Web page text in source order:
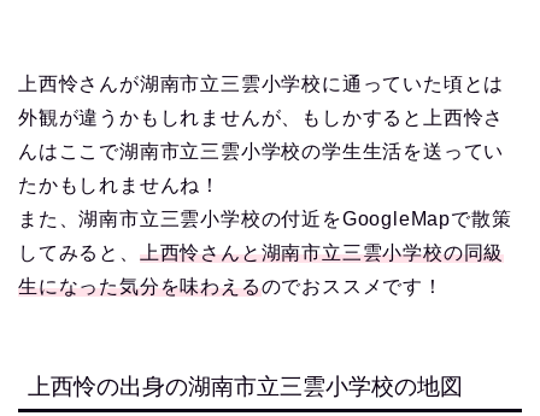
上西怜さんが湖南市立三雲小学校に通っていた頃とは
外観が違うかもしれませんが、もしかすると上西怜さ
んはここで湖南市立三雲小学校の学生生活を送ってい
たかもしれませんね！
また、湖南市立三雲小学校の付近をGoogleMapで散策
してみると、 上西怜さんと湖南市立三雲小学校の同級
生になった気分を味わえるのでおススメです！
上西怜の出身の湖南市立三雲小学校の地図